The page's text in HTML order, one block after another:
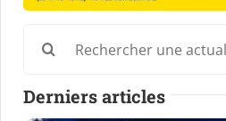
Derniers articles